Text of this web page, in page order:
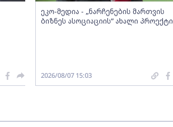
ეკო-მედია - „ნარჩენების მართვის
ბიზნეს ასოციაციის” ახალი პროექტი
2026/08/07 15:03